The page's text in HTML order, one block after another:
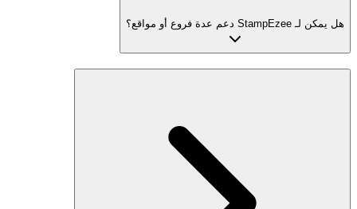
هل يمكن لـ StampEzee دعم عدة فروع أو مواقع؟